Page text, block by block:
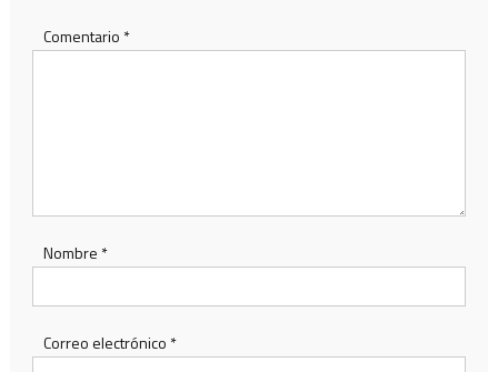
Comentario *
Nombre *
Correo electrónico *